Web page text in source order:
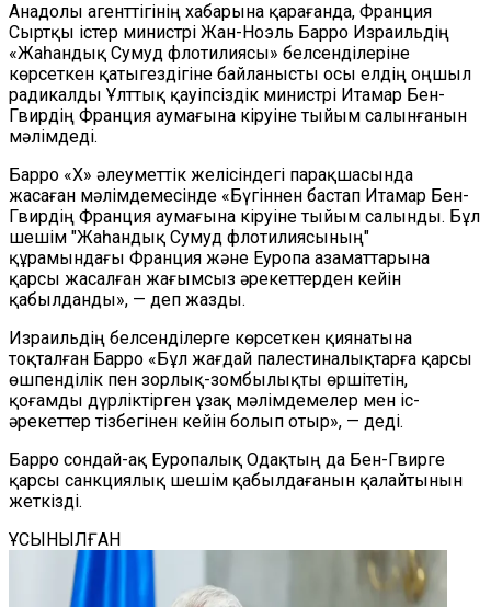
Анадолы агенттігінің хабарына қарағанда, Франция
Сыртқы істер министрі Жан-Ноэль Барро Израильдің
«Жаһандық Сумуд флотилиясы» белсенділеріне
көрсеткен қатыгездігіне байланысты осы елдің оңшыл
радикалды Ұлттық қауіпсіздік министрі Итамар Бен-
Гвирдің Франция аумағына кіруіне тыйым салынғанын
мәлімдеді.
Барро «X» әлеуметтік желісіндегі парақшасында
жасаған мәлімдемесінде «Бүгіннен бастап Итамар Бен-
Гвирдің Франция аумағына кіруіне тыйым салынды. Бұл
шешім "Жаһандық Сумуд флотилиясының"
құрамындағы Франция және Еуропа азаматтарына
қарсы жасалған жағымсыз әрекеттерден кейін
қабылданды», — деп жазды.
Израильдің белсенділерге көрсеткен қиянатына
тоқталған Барро «Бұл жағдай палестиналықтарға қарсы
өшпенділік пен зорлық-зомбылықты өршітетін,
қоғамды дүрліктірген ұзақ мәлімдемелер мен іс-
әрекеттер тізбегінен кейін болып отыр», — деді.
Барро сондай-ақ Еуропалық Одақтың да Бен-Гвирге
қарсы санкциялық шешім қабылдағанын қалайтынын
жеткізді.
ҰСЫНЫЛҒАН